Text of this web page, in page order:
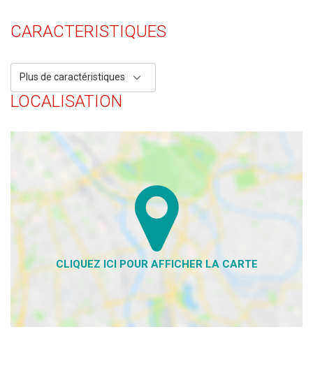
CARACTERISTIQUES
Plus de caractéristiques
LOCALISATION